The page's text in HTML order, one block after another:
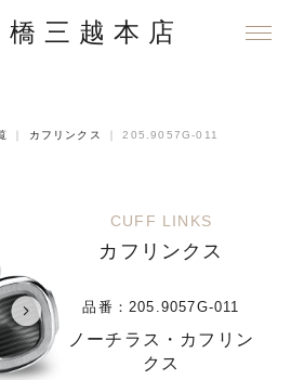
橋三越本店
カフリンクス ｜205.9057G-011
CUFF LINKS
カフリンクス
品番： 205.9057G-011
ノーチラス・カフリン
クス